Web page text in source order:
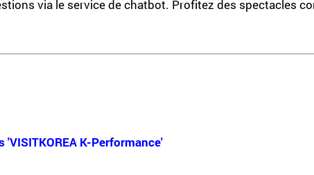
via le service de chatbot. Profitez des spectacles
K-Performance'